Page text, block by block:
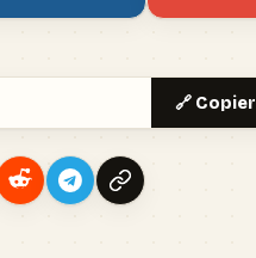
🔗 Copier